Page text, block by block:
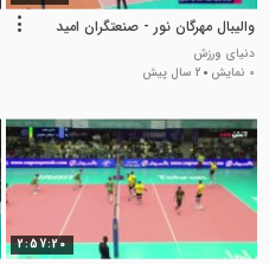
والیبال مهرگان نور - صنعتگران امید
دنیای ورزش
0 نمایش
2 سال پیش
2:57:20